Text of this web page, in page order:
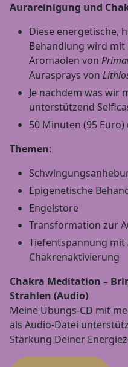
Aurareinigung und
Diese energetische,
Behandlung wird
Aromaölen von
Aurasprays von
Je nachdem was wir
unterstützend
50 Minuten (95 Euro)
Themen:
Epigenetische
Engelstore
Transformation zur
Tiefentspannung mit
Chakrenaktivierung
Chakra Meditation –
Strahlen (Audio)
Meine Übungs-CD mit
als Audio-Datei
Stärkung Deiner